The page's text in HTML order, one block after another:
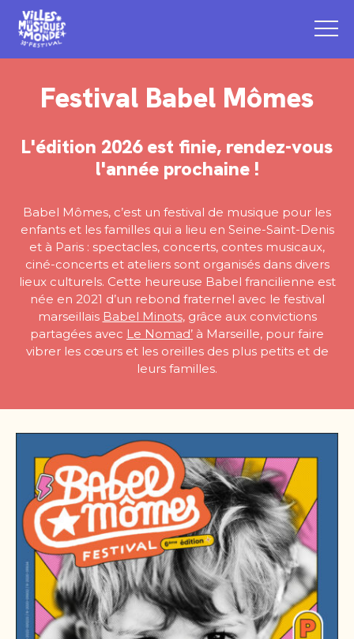
Festival Babel Mômes
L'édition 2026 est finie, rendez-vous
l'année prochaine !
Babel Mômes, c’est un festival de musique pour les
enfants et les familles qui a lieu en Seine-Saint-Denis
et à Paris : spectacles, concerts, contes musicaux,
ciné-concerts et ateliers sont organisés dans divers
lieux culturels. Cette heureuse Babel francilienne est
née en 2021 d’un rebond fraternel avec le festival
marseillais Babel Minots, grâce aux convictions
partagées avec Le Nomad’ à Marseille, pour faire
vibrer les cœurs et les oreilles des plus petits et de
leurs familles.